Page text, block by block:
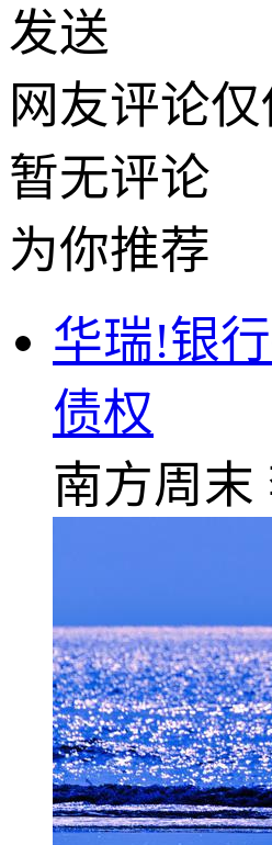
发送
网友评论
暂无评论
为你推荐
华瑞!银
债权
南方周末